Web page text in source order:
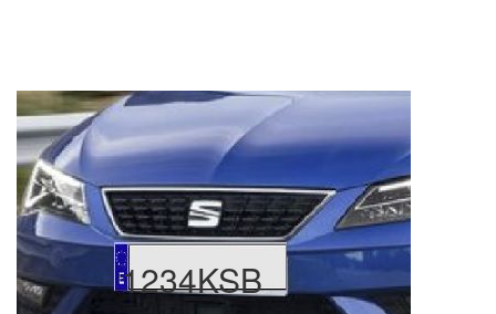
1234KSB